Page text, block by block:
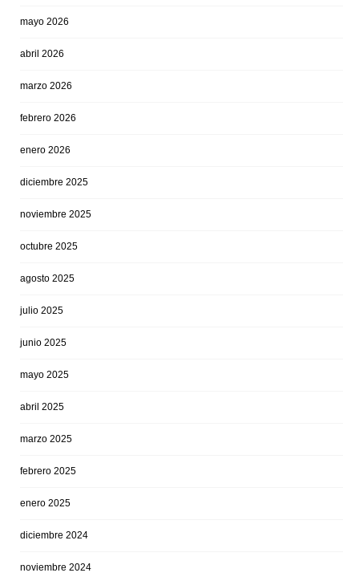
mayo 2026
abril 2026
marzo 2026
febrero 2026
enero 2026
diciembre 2025
noviembre 2025
octubre 2025
agosto 2025
julio 2025
junio 2025
mayo 2025
abril 2025
marzo 2025
febrero 2025
enero 2025
diciembre 2024
noviembre 2024